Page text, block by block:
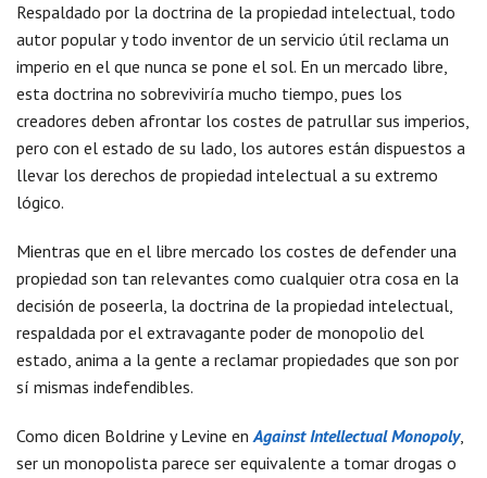
Respaldado por la doctrina de la propiedad intelectual, todo
autor popular y todo inventor de un servicio útil reclama un
imperio en el que nunca se pone el sol. En un mercado libre,
esta doctrina no sobreviviría mucho tiempo, pues los
creadores deben afrontar los costes de patrullar sus imperios,
pero con el estado de su lado, los autores están dispuestos a
llevar los derechos de propiedad intelectual a su extremo
lógico.
Mientras que en el libre mercado los costes de defender una
propiedad son tan relevantes como cualquier otra cosa en la
decisión de poseerla, la doctrina de la propiedad intelectual,
respaldada por el extravagante poder de monopolio del
estado, anima a la gente a reclamar propiedades que son por
sí mismas indefendibles.
Como dicen Boldrine y Levine enAgainst Intellectual Monopoly,
ser un monopolista parece ser equivalente a tomar drogas o